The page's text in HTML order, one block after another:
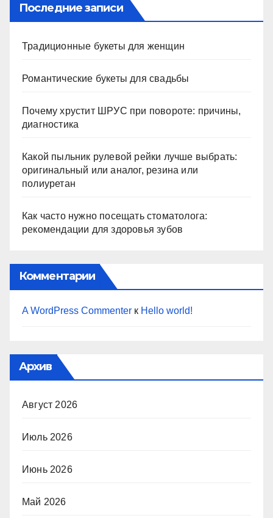
Последние записи
Традиционные букеты для женщин
Романтические букеты для свадьбы
Почему хрустит ШРУС при повороте: причины,
диагностика
Какой пыльник рулевой рейки лучше выбрать:
оригинальный или аналог, резина или
полиуретан
Как часто нужно посещать стоматолога:
рекомендации для здоровья зубов
Комментарии
A WordPress Commenter к Hello world!
Архив
Август 2026
Июль 2026
Июнь 2026
Май 2026